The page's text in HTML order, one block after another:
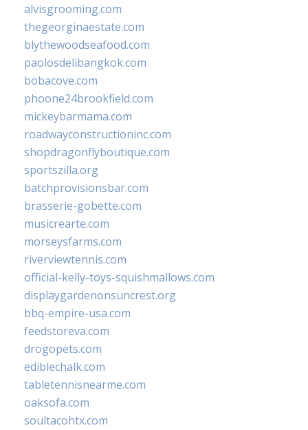
alvisgrooming.com
thegeorginaestate.com
blythewoodseafood.com
paolosdelibangkok.com
bobacove.com
phoone24brookfield.com
mickeybarmama.com
roadwayconstructioninc.com
shopdragonflyboutique.com
sportszilla.org
batchprovisionsbar.com
brasserie-gobette.com
musicrearte.com
morseysfarms.com
riverviewtennis.com
official-kelly-toys-squishmallows.com
displaygardenonsuncrest.org
bbq-empire-usa.com
feedstoreva.com
drogopets.com
ediblechalk.com
tabletennisnearme.com
oaksofa.com
soultacohtx.com